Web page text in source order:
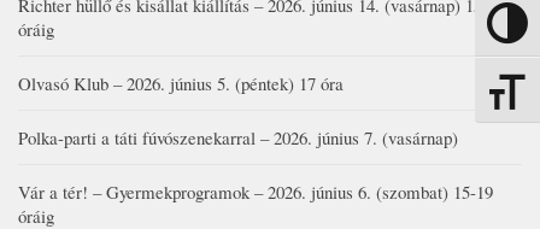
Nagy
óráig
Olvasó Klub – 2026. június 5. (péntek) 17 óra
Polka-parti a táti fúvószenekarral – 2026. június 7. (vasárnap)
Vár a tér! – Gyermekprogramok – 2026. június 6. (szombat) 15-19
óráig